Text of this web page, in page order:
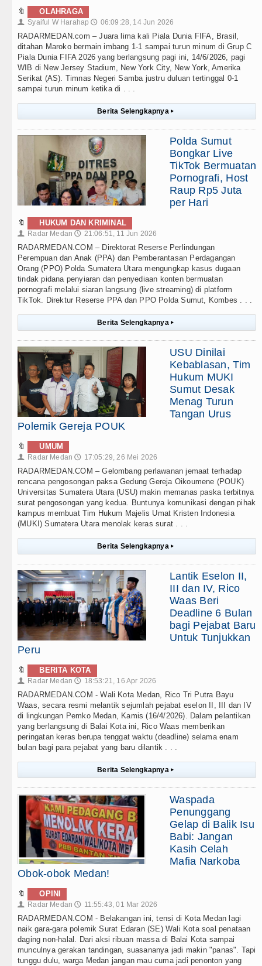
🔖 OLAHRAGA
👤 Syaiful W Harahap 🕔 06:09:28, 14 Jun 2026
RADARMEDAN.com – Juara lima kali Piala Dunia FIFA, Brasil,
ditahan Maroko bermain imbang 1-1 sampai turun minum di Grup C
Piala Dunia FIFA 2026 yang berlangsung pagi ini, 14/6/2026, pagi
WIB di New Jersey Stadium, New York City, New York, Amerika
Serikat (AS). Timnas Negeri Samba justru duluan tertinggal 0-1
sampai turun minum ketika di . . .
Berita Selengkapnya ▸
Polda Sumut
Bongkar Live
TikTok Bermuatan
Pornografi, Host
Raup Rp5 Juta
per Hari
🔖 HUKUM DAN KRIMINAL
👤 Radar Medan 🕔 21:06:51, 11 Jun 2026
RADARMEDAN.COM – Direktorat Reserse Perlindungan
Perempuan dan Anak (PPA) dan Pemberantasan Perdagangan
Orang (PPO) Polda Sumatera Utara mengungkap kasus dugaan
tindak pidana penyiaran dan penyediaan konten bermuatan
pornografi melalui siaran langsung (live streaming) di platform
TikTok. Direktur Reserse PPA dan PPO Polda Sumut, Kombes . . .
Berita Selengkapnya ▸
USU Dinilai
Kebablasan, Tim
Hukum MUKI
Sumut Desak
Menag Turun
Tangan Urus
Polemik Gereja POUK
🔖 UMUM
👤 Radar Medan 🕔 17:05:29, 26 Mei 2026
RADARMEDAN.COM – Gelombang perlawanan jemaat terhadap
rencana pengosongan paksa Gedung Gereja Oikoumene (POUK)
Universitas Sumatera Utara (USU) makin memanas paska terbitnya
surat pengosongan yang kedua. Buntunya komunikasi dengan pihak
kampus membuat Tim Hukum Majelis Umat Kristen Indonesia
(MUKI) Sumatera Utara menolak keras surat . . .
Berita Selengkapnya ▸
Lantik Eselon II,
III dan IV, Rico
Waas Beri
Deadline 6 Bulan
bagi Pejabat Baru
Untuk Tunjukkan
Peru
🔖 BERITA KOTA
👤 Radar Medan 🕔 18:53:21, 16 Apr 2026
RADARMEDAN.COM - Wali Kota Medan, Rico Tri Putra Bayu
Waas, secara resmi melantik sejumlah pejabat eselon II, III dan IV
di lingkungan Pemko Medan, Kamis (16/4/2026). Dalam pelantikan
yang berlangsung di Balai Kota ini, Rico Waas memberikan
peringatan keras berupa tenggat waktu (deadline) selama enam
bulan bagi para pejabat yang baru dilantik . . .
Berita Selengkapnya ▸
Waspada
Penunggang
Gelap di Balik Isu
Babi: Jangan
Kasih Celah
Mafia Narkoba
Obok-obok Medan!
🔖 OPINI
👤 Radar Medan 🕔 11:55:43, 01 Mar 2026
RADARMEDAN.COM - Belakangan ini, tensi di Kota Medan lagi
naik gara-gara polemik Surat Edaran (SE) Wali Kota soal penataan
daging non-halal. Dari aksi ribuan massa di Balai Kota sampai
munculnya gerakan tandingan, suasananya jadi makin "panas". Tapi
tunggu dulu, warga Medan jangan mau cuma jadi penonton yang